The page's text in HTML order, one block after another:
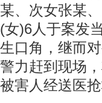
某、次女张某
(女)6人于案发
生口角，继而
警力赶到现场
被害人经送医抢